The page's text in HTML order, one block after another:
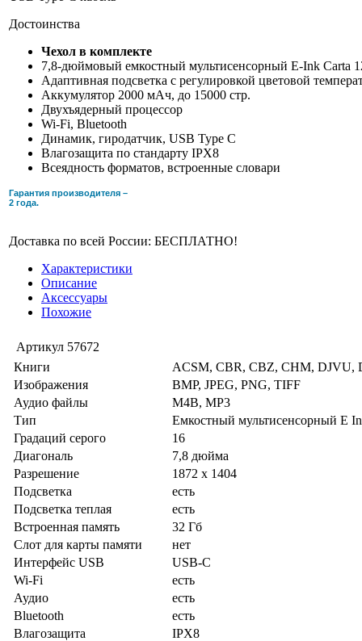
Достоинства
Чехол в комплекте
7,8-дюймовый емкостный мультисенсорный E-Ink Carta
Адаптивная подсветка c регулировкой цветовой
Аккумулятор 2000 мАч, до 15000 стр.
Двухъядерный процессор
Wi-Fi, Bluetooth
Динамик, гиродатчик, USB Type C
Влагозащита по стандарту IPX8
Всеядность форматов, встроенные словари
Гарантия производителя –
2 года.
Доставка по всей России: БЕСПЛАТНО!
Характеристики
Описание
Аксессуары
Похожие
Артикул 57672
Книги
ACSM, CBR, CBZ, CHM, DJVU,
Изображения
BMP, JPEG, PNG, TIFF
Аудио файлы
M4B, MP3
Тип
Емкостный мультисенсорный E
Градаций серого
16
Диагональ
7,8 дюйма
Разрешение
1872 х 1404
Подсветка
есть
Подсветка теплая
есть
Встроенная память
32 Гб
Слот для карты памяти
нет
Интерфейс USB
USB-C
Wi-Fi
есть
Аудио
есть
Bluetooth
есть
Влагозащита
IPX8